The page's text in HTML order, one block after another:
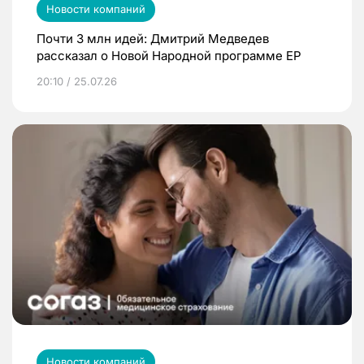
Новости компаний
Почти 3 млн идей: Дмитрий Медведев
рассказал о Новой Народной программе ЕР
20:10 / 25.07.26